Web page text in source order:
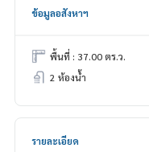
ข้อมูลอสังหาฯ
พื้นที่ : 37.00 ตร.ว.
2 ห้องน้ำ
รายละเอียด